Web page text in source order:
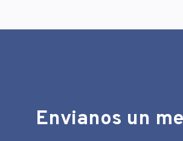
Envianos un